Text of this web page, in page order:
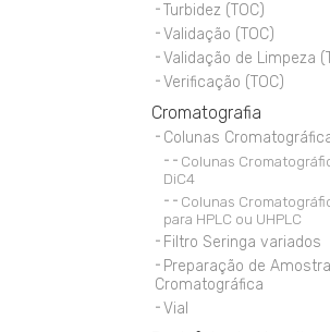
Turbidez (TOC)
Validação (TOC)
Validação de Limpeza
Verificação (TOC)
Cromatografia
Colunas
Colunas
DiC4
Colunas
para HPLC ou UHPLC
Filtro Seringa variados
Preparação de Amostra
Cromatográfica
Vial